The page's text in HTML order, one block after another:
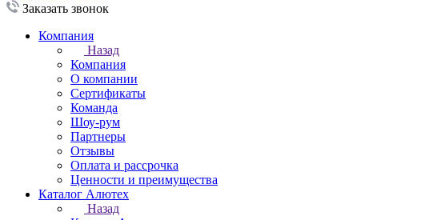
Заказать звонок
Компания
Назад
Компания
О компании
Сертификаты
Команда
Шоу-рум
Партнеры
Отзывы
Оплата и рассрочка
Ценности и преимущества
Каталог Алютех
Назад